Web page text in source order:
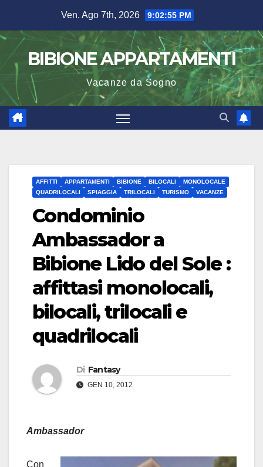
contenuto
Ven. Ago 7th, 2026 9:02:56 PM
BIBIONE APPARTAMENTI
Vacanze da Sogno
AFFITTI APPARTAMENTI BIBIONE BILOCALI
MONOLOCALE
QUADRILOCALI
SPIAGGIA TRILOCALI TURISMO VACANZE
Condominio
Ambassador a
Bibione Lido del Sole :
affittasi monolocali,
bilocali, trilocali e
quadrilocali
Di Fantasy
GEN 10, 2012
Ambassador
Con